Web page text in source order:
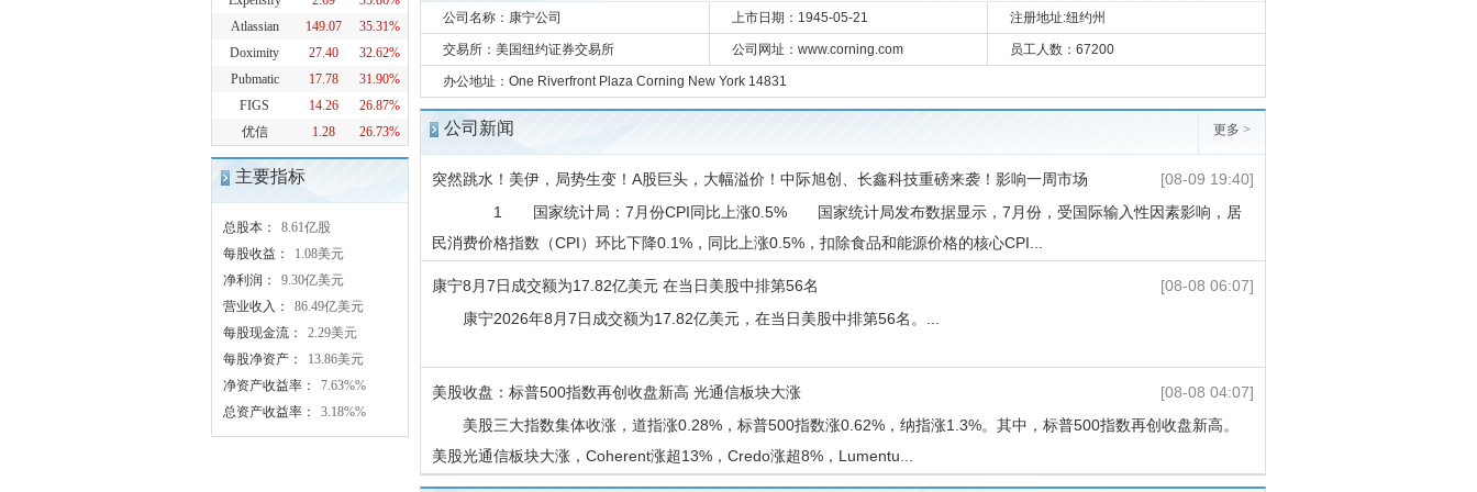
公司名称：康宁公司 上市日期：1945-05-21 注册地址:纽约州
交易所：美国纽约证券交易所 公司网址：www.corning.com 员工人数：67200
办公地址：One Riverfront Plaza Corning New York 14831
公司新闻 更多 >
突然跳水！美伊，局势生变！A股巨头，大幅溢价！中际旭创、长鑫科技重磅来袭！影响一周市场
的十大消息1 国家统计局：7月份CPI同比上涨0.5% 国家统计局发布数据显示，7月份，受国际输入性因素影响，居
民消费价格指数（CPI）环比下降0.1%，同比上涨0.5%，扣除食品和能源价格的核心CPI...
[08-09 19:40]
康宁8月7日成交额为17.82亿美元 在当日美股中排第56名
康宁2026年8月7日成交额为17.82亿美元，在当日美股中排第56名。...
[08-08 06:07]
美股收盘：标普500指数再创收盘新高 光通信板块大涨
美股三大指数集体收涨，道指涨0.28%，标普500指数涨0.62%，纳指涨1.3%。其中，标普500指数再创收盘新高。
美股光通信板块大涨，Coherent涨超13%，Credo涨超8%，Lumentu...
[08-08 04:07]
Atlassian
149.07
35.31%
Doximity
27.40
32.62%
Pubmatic
17.78
31.90%
FIGS
14.26
26.87%
优信
1.28 26.73%
主要指标
总股本：
8.61亿股
每股收益：
1.08美元
净利润：
9.30亿美元
营业收入：
86.49亿美元
每股现金流：
2.29美元
每股净资产：
13.86美元
净资产收益率：
7.63%%
总资产收益率：
3.18%%